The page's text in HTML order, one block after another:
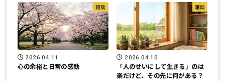
雑談
2026.04.11
心の余裕と日常の感動
雑談
2026.04.10
「人のせいにして生きる」のは
楽だけど、その先に何がある？